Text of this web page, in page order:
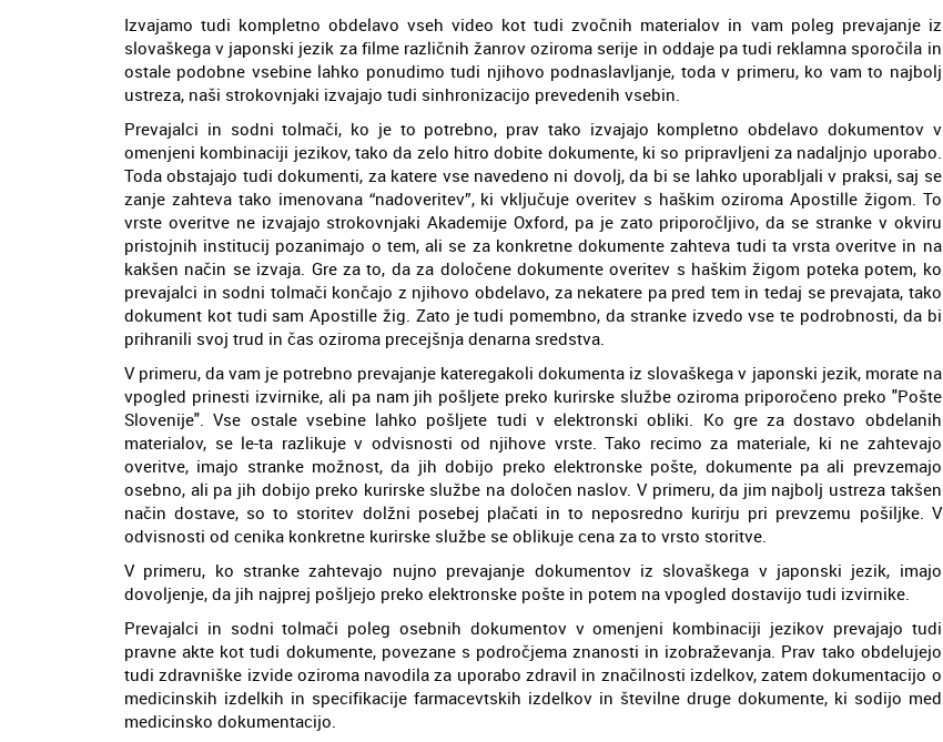
Izvajamo tudi kompletno obdelavo vseh video kot tudi zvočnih materialov in vam poleg prevajanje iz
slovaškega v japonski jezik za filme različnih žanrov oziroma serije in oddaje pa tudi reklamna sporočila in
ostale podobne vsebine lahko ponudimo tudi njihovo podnaslavljanje, toda v primeru, ko vam to najbolj
ustreza, naši strokovnjaki izvajajo tudi sinhronizacijo prevedenih vsebin.
Prevajalci in sodni tolmači, ko je to potrebno, prav tako izvajajo kompletno obdelavo dokumentov v
omenjeni kombinaciji jezikov, tako da zelo hitro dobite dokumente, ki so pripravljeni za nadaljnjo uporabo.
Toda obstajajo tudi dokumenti, za katere vse navedeno ni dovolj, da bi se lahko uporabljali v praksi, saj se
zanje zahteva tako imenovana “nadoveritev”, ki vključuje overitev s haškim oziroma Apostille žigom. To
vrste overitve ne izvajajo strokovnjaki Akademije Oxford, pa je zato priporočljivo, da se stranke v okviru
pristojnih institucij pozanimajo o tem, ali se za konkretne dokumente zahteva tudi ta vrsta overitve in na
kakšen način se izvaja. Gre za to, da za določene dokumente overitev s haškim žigom poteka potem, ko
prevajalci in sodni tolmači končajo z njihovo obdelavo, za nekatere pa pred tem in tedaj se prevajata, tako
dokument kot tudi sam Apostille žig. Zato je tudi pomembno, da stranke izvedo vse te podrobnosti, da bi
prihranili svoj trud in čas oziroma precejšnja denarna sredstva.
V primeru, da vam je potrebno prevajanje kateregakoli dokumenta iz slovaškega v japonski jezik, morate na
vpogled prinesti izvirnike, ali pa nam jih pošljete preko kurirske službe oziroma priporočeno preko "Pošte
Slovenije". Vse ostale vsebine lahko pošljete tudi v elektronski obliki. Ko gre za dostavo obdelanih
materialov, se le-ta razlikuje v odvisnosti od njihove vrste. Tako recimo za materiale, ki ne zahtevajo
overitve, imajo stranke možnost, da jih dobijo preko elektronske pošte, dokumente pa ali prevzemajo
osebno, ali pa jih dobijo preko kurirske službe na določen naslov. V primeru, da jim najbolj ustreza takšen
način dostave, so to storitev dolžni posebej plačati in to neposredno kurirju pri prevzemu pošiljke. V
odvisnosti od cenika konkretne kurirske službe se oblikuje cena za to vrsto storitve.
V primeru, ko stranke zahtevajo nujno prevajanje dokumentov iz slovaškega v japonski jezik, imajo
dovoljenje, da jih najprej pošljejo preko elektronske pošte in potem na vpogled dostavijo tudi izvirnike.
Prevajalci in sodni tolmači poleg osebnih dokumentov v omenjeni kombinaciji jezikov prevajajo tudi
pravne akte kot tudi dokumente, povezane s področjema znanosti in izobraževanja. Prav tako obdelujejo
tudi zdravniške izvide oziroma navodila za uporabo zdravil in značilnosti izdelkov, zatem dokumentacijo o
medicinskih izdelkih in specifikacije farmacevtskih izdelkov in številne druge dokumente, ki sodijo med
medicinsko dokumentacijo.